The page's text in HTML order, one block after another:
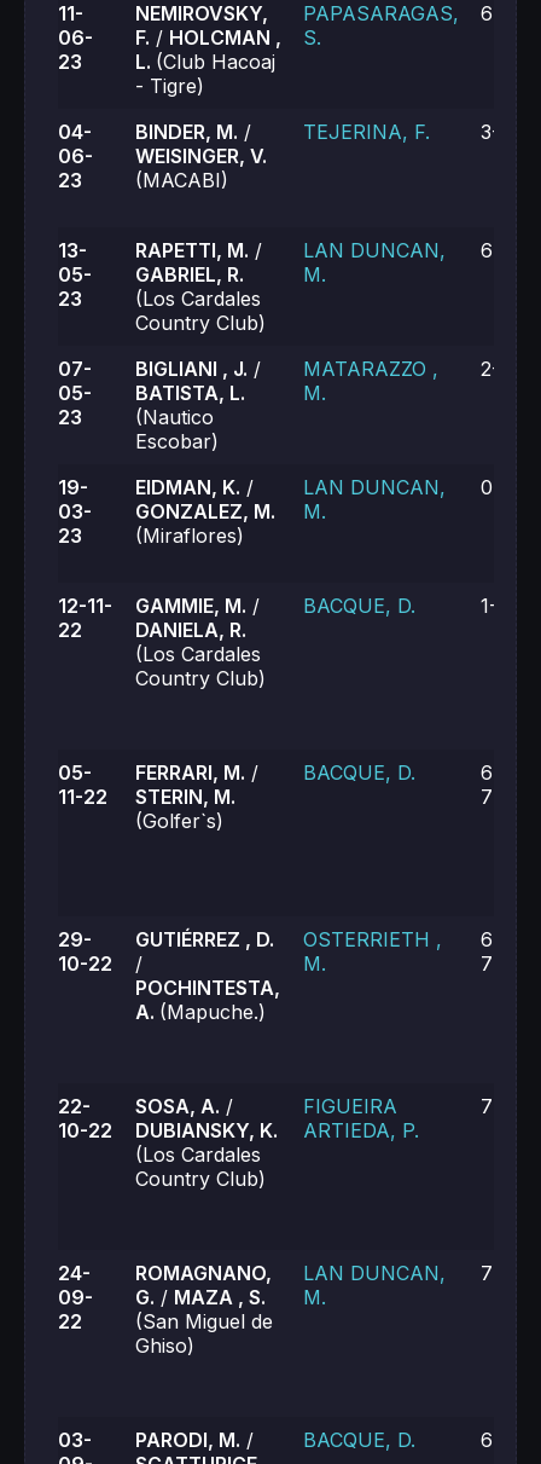
11-
06-
23
NEMIROVSKY,
F. / HOLCMAN ,
L. (Club Hacoaj
- Tigre)
PAPASARAGAS,
S.
6-1,
04-
06-
23
BINDER, M. /
WEISINGER, V.
(MACABI)
TEJERINA, F. 3-6,
13-
05-
23
RAPETTI, M. /
GABRIEL, R.
(Los Cardales
Country Club)
LAN DUNCAN,
M.
6-4,
07-
05-
23
BIGLIANI , J. /
BATISTA, L.
(Nautico
Escobar)
MATARAZZO ,
M.
2-6,
19-
03-
23
EIDMAN, K. /
GONZALEZ, M.
(Miraflores)
LAN DUNCAN,
M.
0-6,
12-11-
22
GAMMIE, M. /
DANIELA, R.
(Los Cardales
Country Club)
BACQUE, D. 1-6,
05-
11-22
FERRARI, M. /
STERIN, M.
(Golfer`s)
BACQUE, D.
6-2,
7-6
29-
10-22
GUTIÉRREZ , D.
/
POCHINTESTA,
A. (Mapuche.)
OSTERRIETH ,
M.
6-4,
7-6
22-
10-22
SOSA, A. /
DUBIANSKY, K.
(Los Cardales
Country Club)
FIGUEIRA
ARTIEDA, P.
7-5,
24-
09-
22
ROMAGNANO,
G. / MAZA , S.
(San Miguel de
Ghiso)
LAN DUNCAN,
M.
7-6,
03-
PARODI, M. /
BACQUE, D. 6-3,